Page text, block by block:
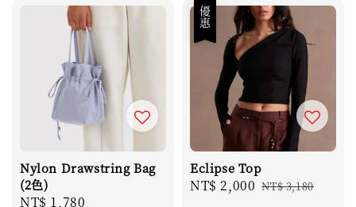
Nylon Drawstring Bag
(2色)
Regular
NT$ 1,780
優惠
Eclipse Top
Sale
NT$ 2,000 Regular
NT$ 3,180